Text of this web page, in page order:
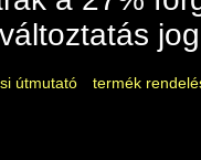
útmutató
termék